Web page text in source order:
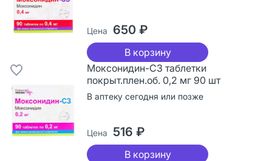
Цена 650 ₽
В корзину
Моксонидин-СЗ таблетки
покрыт.плен.об. 0,2 мг 90 шт
В аптеку сегодня или позже
Цена 516 ₽
В корзину